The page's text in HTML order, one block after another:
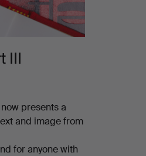
III
presents a
and image from
for anyone with